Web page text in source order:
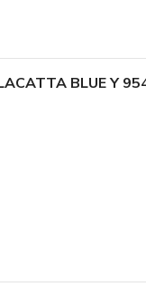
BLUE Y